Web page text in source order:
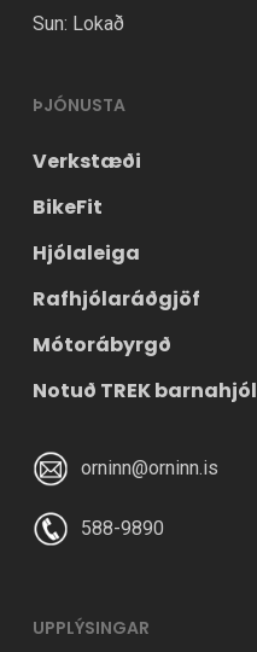
Sun: Lokað
ÞJÓNUSTA
Verkstæði
BikeFit
Hjólaleiga
Rafhjólaráðgjöf
Mótorábyrgð
Notuð TREK barnahjól
orninn@orninn.is
588-9890
UPPLÝSINGAR